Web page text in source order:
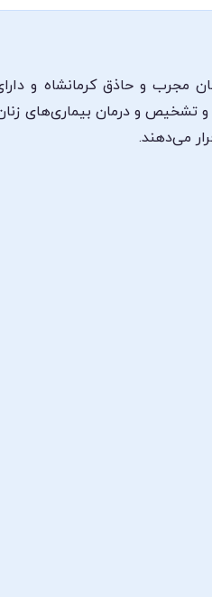
و تشخیص و درمان بیماری‌های
می‌دهند.